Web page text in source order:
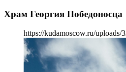
Храм Георгия Победоносца
https://kudamoscow.ru/uploads/